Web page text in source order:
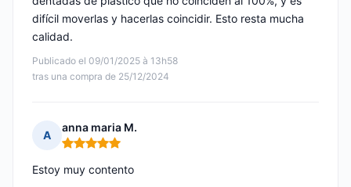
Publicado el 09/01/2025 à 13h58
tras una compra de 25/12/2024
difícil moverlas y hacerlas coincidir. Esto resta mucha
calidad.
A
anna maria M.
Nota: 5 de 5
Estoy muy contento